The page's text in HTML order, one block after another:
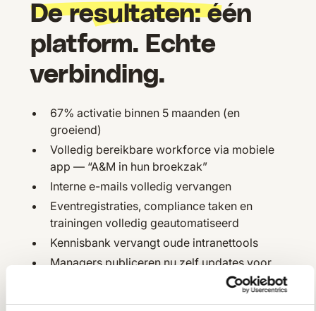
De resultaten: één
platform. Echte
verbinding.
67% activatie binnen 5 maanden (en
groeiend)
Volledig bereikbare workforce via mobiele
app — “A&M in hun broekzak”
Interne e-mails volledig vervangen
Eventregistraties, compliance taken en
trainingen volledig geautomatiseerd
Kennisbank vervangt oude intranettools
Managers publiceren nu zelf updates voor